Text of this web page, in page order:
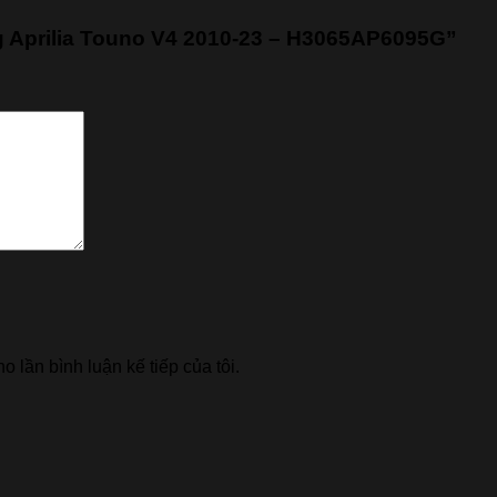
Touno V4 2010-23 – H3065AP6095G”
lần bình luận kế tiếp của tôi.